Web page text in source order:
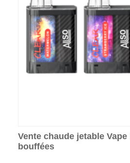
Vente chaude jetable Vape
bouffées